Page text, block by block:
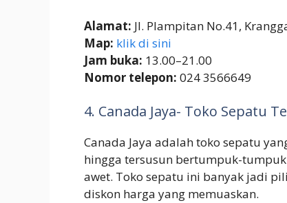
Alamat: Jl. Plampitan No.41,
Map: klik di sini
Jam buka: 13.00–21.00
Nomor telepon: 024 3566649
4. Canada Jaya- Toko Sepatu
Canada Jaya adalah toko sepatu
hingga tersusun bertumpuk-
awet. Toko sepatu ini banyak jadi
diskon harga yang memuaskan.